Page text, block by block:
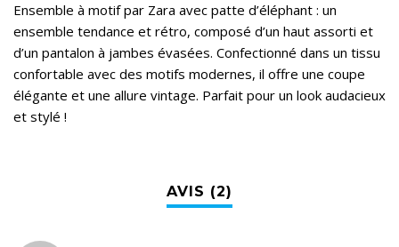
Ensemble à motif par Zara avec patte d’éléphant : un
ensemble tendance et rétro, composé d’un haut assorti et
d’un pantalon à jambes évasées. Confectionné dans un tissu
confortable avec des motifs modernes, il offre une coupe
élégante et une allure vintage. Parfait pour un look audacieux
et stylé !